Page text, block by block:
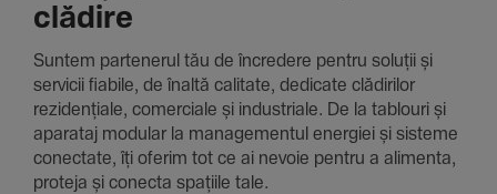
clădire
Suntem parte­nerul tău de încre­dere pentru soluții și
servicii fiabile, de înaltă cali­tate, dedi­cate clădi­rilor
rezi­den­țiale, comer­ciale și indus­triale. De la tablouri și
aparataj modular la managementul energiei și sisteme
conec­tate, îți oferim tot ce ai nevoie pentru a alimenta,
proteja și conecta spațiile tale.